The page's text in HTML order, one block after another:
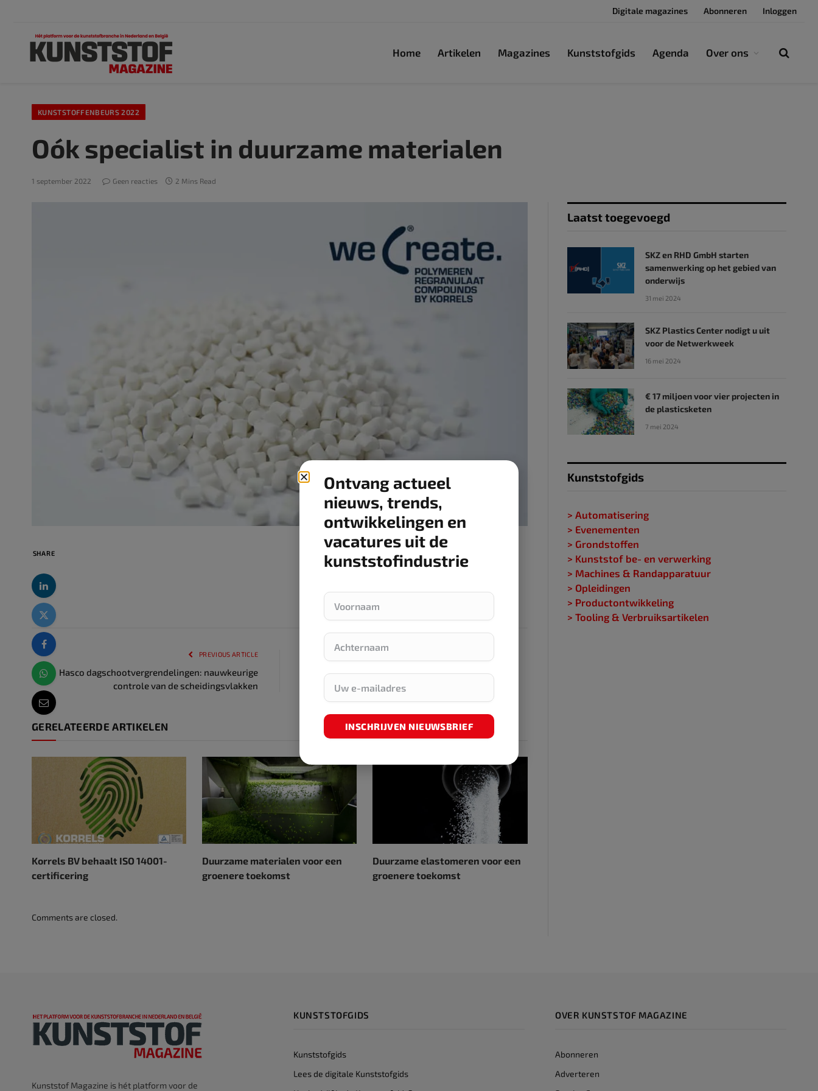
Digitale magazines Abonneren Inloggen
Home Artikelen Magazines Kunststofgids Agenda Over ons
KUNSTSTOFFENBEURS 2022
Oók specialist in duurzame materialen
1 september 2022 Geen reacties 2 Mins Read
SHARE
PREVIOUS ARTICLE
Hasco dagschootvergrendelingen: nauwkeurige
controle van de scheidingsvlakken
Pitch uw uitdaging tijdens de Kunststoffenbeurs
aan Team CORE
GERELATEERDE ARTIKELEN
Korrels BV behaalt ISO 14001-
certificering
Duurzame materialen voor een
groenere toekomst
Duurzame elastomeren voor een
groenere toekomst
Comments are closed.
Laatst toegevoegd
SKZ en RHD GmbH starten
samenwerking op het gebied van
onderwijs
31 mei 2024
SKZ Plastics Center nodigt u uit
voor de Netwerkweek
16 mei 2024
€ 17 miljoen voor vier projecten in
de plasticsketen
7 mei 2024
Kunststofgids
> Automatisering
> Evenementen
> Grondstoffen
> Kunststof be- en verwerking
> Machines & Randapparatuur
> Opleidingen
> Productontwikkeling
> Tooling & Verbruiksartikelen
Kunststof Magazine is hét platform voor de
KUNSTSTOFGIDS
Kunststofgids
Lees de digitale Kunststofgids
OVER KUNSTSTOF MAGAZINE
Abonneren
Adverteren
Ontvang actueel
nieuws, trends,
ontwikkelingen en
vacatures uit de
kunststofindustrie
INSCHRIJVEN NIEUWSBRIEF